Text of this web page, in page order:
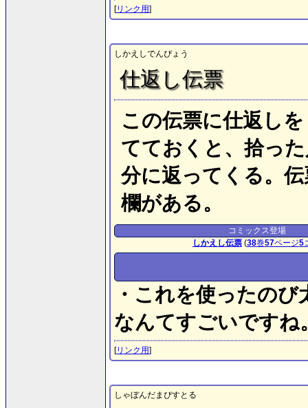
[リンク用]
しかえしでんぴょう
仕返し伝票
この伝票に仕返し
てておくと、拾っ
分に返ってくる。
欄がある。
コミックス登場
しかえし伝票(38巻57ページ5
・これを使ったの
なんてすごいですね
[リンク用]
しゃぼんだまぴすとる